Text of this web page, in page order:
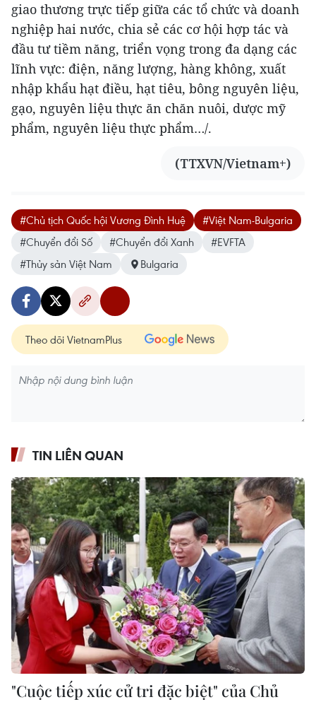
giao thương trực tiếp giữa các tổ chức và doanh
nghiệp hai nước, chia sẻ các cơ hội hợp tác và
đầu tư tiềm năng, triển vọng trong đa dạng các
lĩnh vực: điện, năng lượng, hàng không, xuất
nhập khẩu hạt điều, hạt tiêu, bông nguyên liệu,
gạo, nguyên liệu thực ăn chăn nuôi, dược mỹ
phẩm, nguyên liệu thực phẩm…/.
(TTXVN/Vietnam+)
#Chủ tịch Quốc hội Vương Đình Huệ
#Việt Nam-Bulgaria
#Chuyển đổi Số
#Chuyển đổi Xanh
#EVFTA
#Thủy sản Việt Nam
Bulgaria
Theo dõi VietnamPlus
TIN LIÊN QUAN
"Cuộc tiếp xúc cử tri đặc biệt" của Chủ